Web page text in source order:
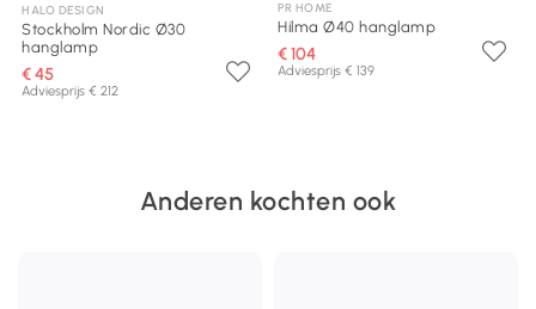
HALO DESIGN
Stockholm Nordic Ø30
hanglamp
€ 45
Adviesprijs € 212
PR HOME
Hilma Ø40 hanglamp
€ 104
Adviesprijs € 139
Anderen kochten ook